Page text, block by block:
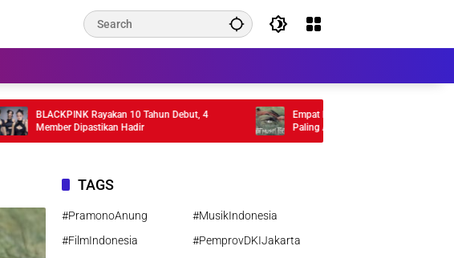
BLACKPINK Rayakan 10 Tahun Debut, 4
Member Dipastikan Hadir
Empat Musim Pertiwi Tembus TIFF 2026,
Paling Ambisius Kamila Andini
TAGS
#PramonoAnung
#MusikIndonesia
#FilmIndonesia
#PemprovDKIJakarta